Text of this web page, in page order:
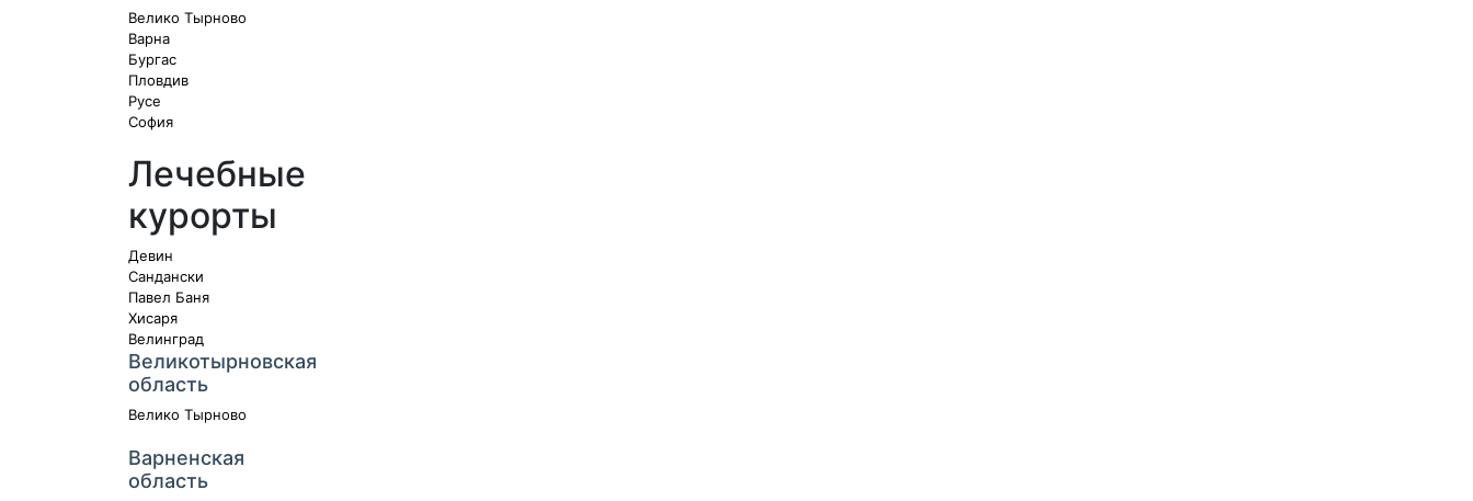
Велико Тырново
Варна
Бургас
Пловдив
Русе
София
Лечебные
курорты
Девин
Сандански
Павел Баня
Хисаря
Велинград
Великотырновская
область
Велико Тырново
Варненская
область